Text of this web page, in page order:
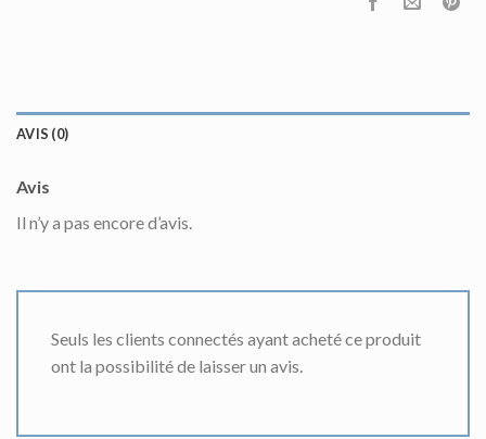
AVIS (0)
Avis
Il n’y a pas encore d’avis.
Seuls les clients connectés ayant acheté ce produit
ont la possibilité de laisser un avis.